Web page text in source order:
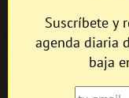
Suscríbete y
agenda diaria
baja